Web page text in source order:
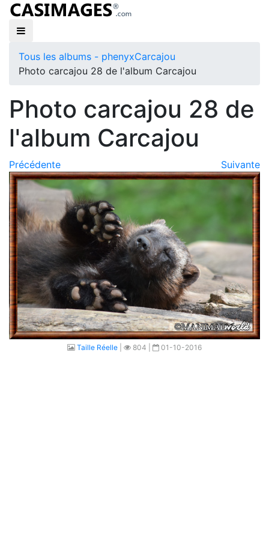
Tous les albums - phenyxCarcajou
Photo carcajou 28 de l'album Carcajou
Photo carcajou 28 de
l'album Carcajou
Précédente Suivante
Taille Réelle 804 | 01-10-2016